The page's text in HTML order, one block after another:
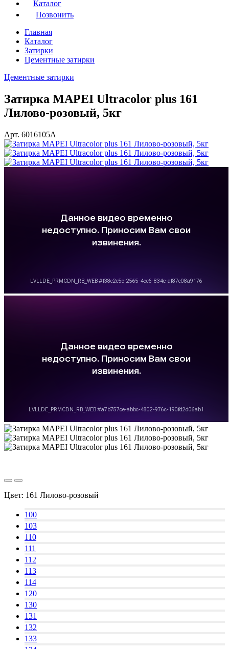
Каталог
Позвонить
Главная
Каталог
Затирки
Цементные затирки
Цементные затирки
Затирка MAPEI Ultracolor plus 161
Лилово-розовый, 5кг
Арт. 6016105A
Цвет: 161 Лилово-розовый
100
103
110
111
112
113
114
120
130
131
132
133